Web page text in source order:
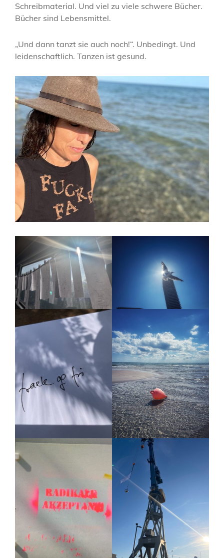
Schreibmaterial. Und viel zu viele schwere Bücher.
Bücher sind Lebensmittel.
„Und dann tanzt sie auch noch!“. Unbedingt. Und
leidenschaftlich. Tanzen ist gesund.